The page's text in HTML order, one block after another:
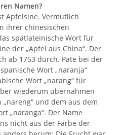
Namen?
Apfelsine. Vermutlich
ihrer chinesischen
spätlateinische Wort für
der „Apfel aus China“. Der
ab 1753 durch. Pate bei der
Wort „naranja“
Wort „narang“ für
wiederum übernahmen
und dem aus dem
„naranga“. Der Name
nicht aus der Farbe der